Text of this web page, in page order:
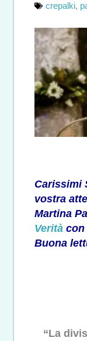
crepalki,
Carissimi
vostra
Martina
Verità con
Buona
“La